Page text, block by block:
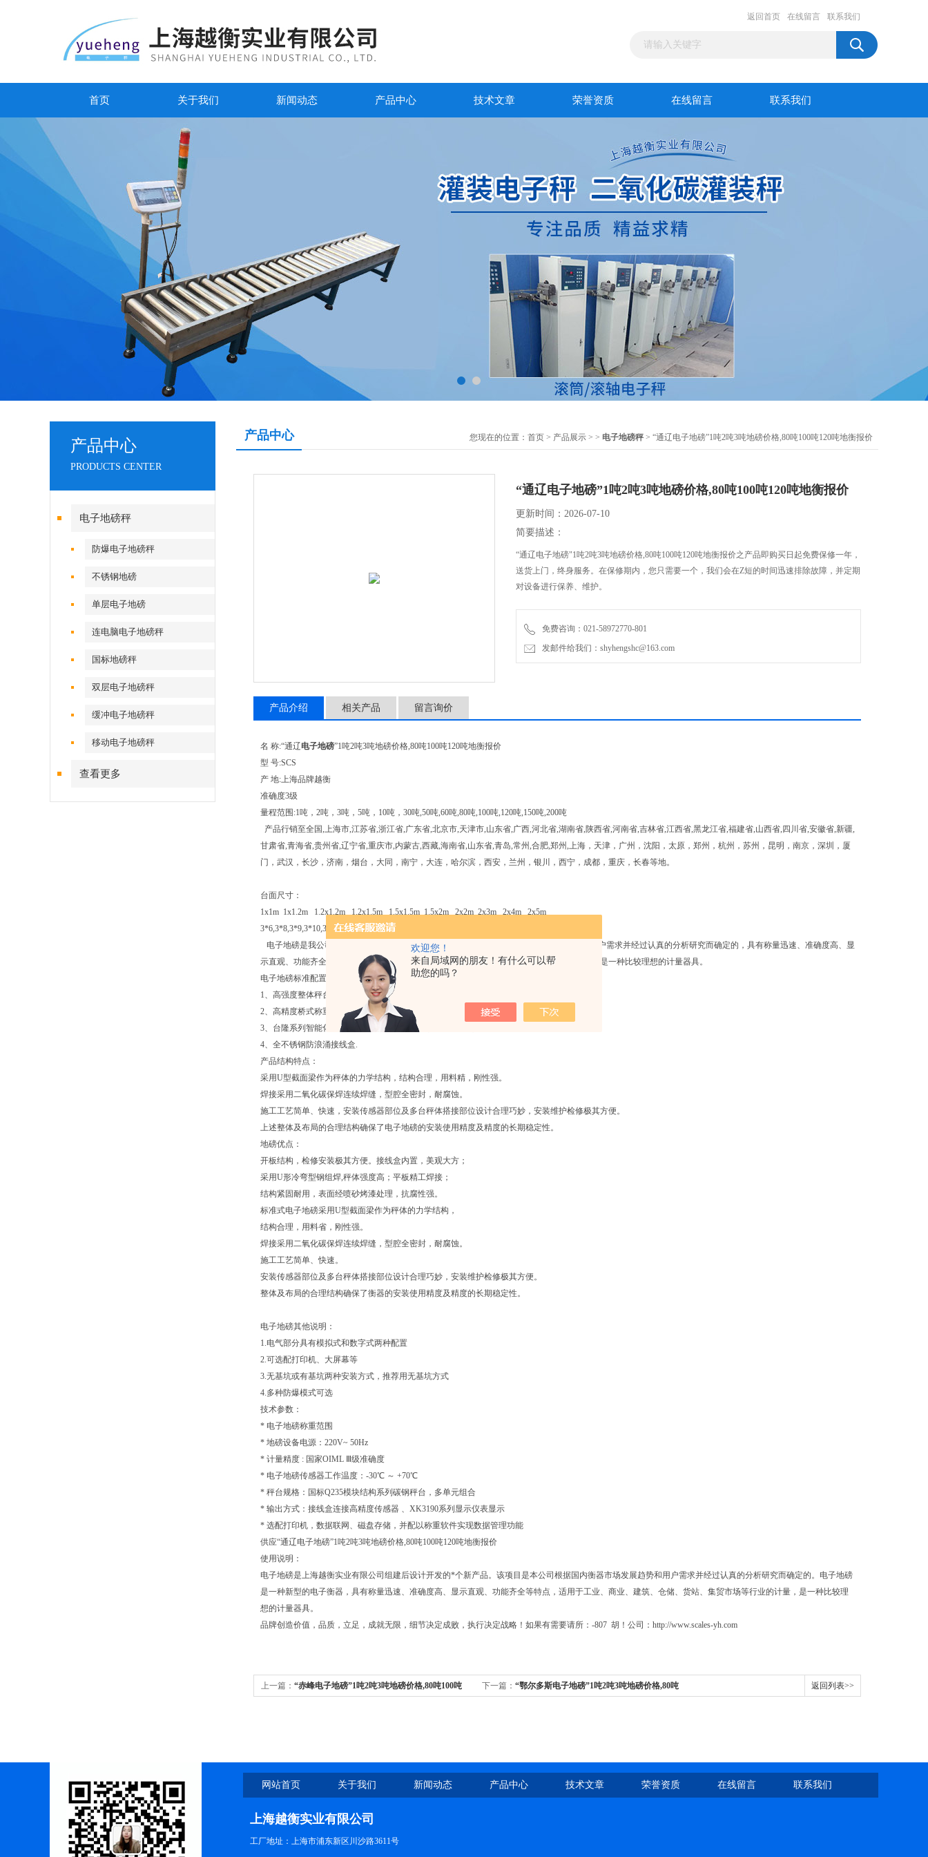
欢迎您！
来自局域网的朋友！有什么可以帮
助您的吗？
返回首页 在线留言 联系我们
首页 关于我们 新闻动态 产品中心 技术文章 荣誉资质 在线留言 联系我们
产品中心
PRODUCTS CENTER
电子地磅秤
防爆电子地磅秤
不锈钢地磅
单层电子地磅
连电脑电子地磅秤
国标地磅秤
双层电子地磅秤
缓冲电子地磅秤
移动电子地磅秤
查看更多
产品中心 您现在的位置： 首页 > 产品展示 > > 电子地磅秤> “通辽电子地磅”1吨2吨3吨地磅价格,80吨100吨120吨地衡报价
“通辽电子地磅”1吨2吨3吨地磅价格,80吨100吨120吨地衡报价
更新时间：2026-07-10
简要描述：
“通辽电子地磅"1吨2吨3吨地磅价格,80吨100吨120吨地衡报价之产品即购买日起免费保修一年，
送货上门，终身服务。在保修期内，您只需要一个，我们会在Z短的时间迅速排除故障，并定期
对设备进行保养、维护。
免费咨询：021-58972770-801
发邮件给我们：shyhengshc@163.com
产品介绍 相关产品 留言询价
名 称:“通辽 电子地磅”1吨2吨3吨地磅价格,80吨100吨120吨地衡报价
型 号:SCS
产 地:上海品牌越衡
准确度3级
量程范围:1吨，2吨，3吨，5吨，10吨，30吨,50吨,60吨,80吨,100吨,120吨,150吨,200吨
产品行销至全国,上海市,江苏省,浙江省,广东省,北京市,天津市,山东省,广西,河北省,湖南省,陕西省,河南省,吉林省,江西省,黑龙江省,福建省,山西省,四川省,安徽省,新疆,
甘肃省,青海省,贵州省,辽宁省,重庆市,内蒙古,西藏,海南省,山东省,青岛,常州,合肥,郑州,上海，天津，广州，沈阳，太原，郑州，杭州，苏州，昆明，南京，深圳，厦
门，武汉，长沙，济南，烟台，大同，南宁，大连，哈尔滨，西安，兰州，银川，西宁，成都，重庆，长春等地。
台面尺寸：
1x1m 1x1.2m 1.2x1.2m 1.2x1.5m 1.5x1.5m 1.5x2m 2x2m 2x3m 2x4m 2x5m
3*6,3*8,3*9,3*10,3*12,3*14,3*15,3*16,3*18,3*21,3*24,3.4*16,3.4*18,3.4*21
电子地磅是我公司设计开发的一个新产品。该项目是本公司根据国内衡器市场发展趋势和用户需求并经过认真的分析研究而确定的，具有称量迅速、准确度高、显
示直观、功能齐全等特点，适用于工业、商业、建筑、仓储、货站、集贸市场等行业的计量，是一种比较理想的计量器具。
电子地磅标准配置：
1、高强度整体秤台（分段式）
2、高精度桥式称重传感器
3、台隆系列智能化交直流两用称重显示仪表（自带打印机）
4、全不锈钢防浪涌接线盒.
产品结构特点：
采用U型截面梁作为秤体的力学结构，结构合理，用料精，刚性强。
焊接采用二氧化碳保焊连续焊缝，型腔全密封，耐腐蚀。
施工工艺简单、快速，安装传感器部位及多台秤体搭接部位设计合理巧妙，安装维护检修极其方便。
上述整体及布局的合理结构确保了电子地磅的安装使用精度及精度的长期稳定性。
地磅优点：
开板结构，检修安装极其方便。接线盒内置，美观大方；
采用U形冷弯型钢组焊,秤体强度高；平板精工焊接；
结构紧固耐用，表面经喷砂烤漆处理，抗腐性强。
标准式电子地磅采用U型截面梁作为秤体的力学结构，
结构合理，用料省，刚性强。
焊接采用二氧化碳保焊连续焊缝，型腔全密封，耐腐蚀。
施工工艺简单、快速。
安装传感器部位及多台秤体搭接部位设计合理巧妙，安装维护检修极其方便。
整体及布局的合理结构确保了衡器的安装使用精度及精度的长期稳定性。
电子地磅其他说明：
1.电气部分具有模拟式和数字式两种配置
2.可选配打印机、大屏幕等
3.无基坑或有基坑两种安装方式，推荐用无基坑方式
4.多种防爆模式可选
技术参数：
* 电子地磅称重范围
* 地磅设备电源：220V~ 50Hz
* 计量精度 : 国家OIML Ⅲ级准确度
* 电子地磅传感器工作温度：-30℃ ～ +70℃
* 秤台规格：国标Q235模块结构系列碳钢秤台，多单元组合
* 输出方式：接线盒连接高精度传感器 、XK3190系列显示仪表显示
* 选配打印机，数据联网、磁盘存储，并配以称重软件实现数据管理功能
供应“通辽电子地磅”1吨2吨3吨地磅价格,80吨100吨120吨地衡报价
使用说明：
电子地磅是上海越衡实业有限公司组建后设计开发的*个新产品。该项目是本公司根据国内衡器市场发展趋势和用户需求并经过认真的分析研究而确定的。电子地磅
是一种新型的电子衡器，具有称量迅速、准确度高、显示直观、功能齐全等特点，适用于工业、商业、建筑、仓储、货站、集贸市场等行业的计量，是一种比较理
想的计量器具。
品牌创造价值，品质，立足，成就无限，细节决定成败，执行决定战略！如果有需要请所：-807 胡！公司：http://www.scales-yh.com
上一篇： “赤峰电子地磅”1吨2吨3吨地磅价格,80吨100吨 下一篇： “鄂尔多斯电子地磅”1吨2吨3吨地磅价格,80吨 返回列表>>
网站首页 关于我们 新闻动态 产品中心 技术文章 荣誉资质 在线留言 联系我们
上海越衡实业有限公司
工厂地址：上海市浦东新区川沙路3611号